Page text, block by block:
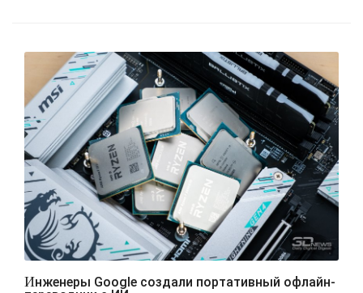
Инженеры Google создали портативный офлайн-